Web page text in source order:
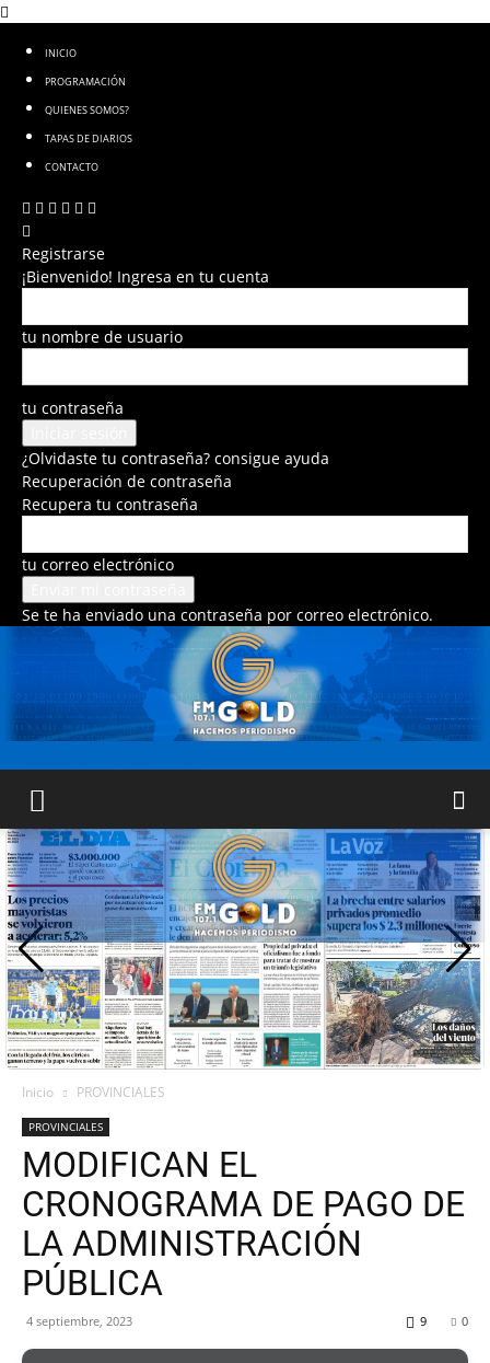
INICIO
PROGRAMACIÓN
QUIENES SOMOS?
TAPAS DE DIARIOS
CONTACTO
Registrarse
¡Bienvenido! Ingresa en tu cuenta
tu nombre de usuario
tu contraseña
¿Olvidaste tu contraseña? consigue ayuda
Recuperación de contraseña
Recupera tu contraseña
tu correo electrónico
Se te ha enviado una contraseña por correo electrónico.
Inicio PROVINCIALES
PROVINCIALES
MODIFICAN EL
CRONOGRAMA DE PAGO DE
LA ADMINISTRACIÓN
PÚBLICA
4 septiembre, 2023 0
9